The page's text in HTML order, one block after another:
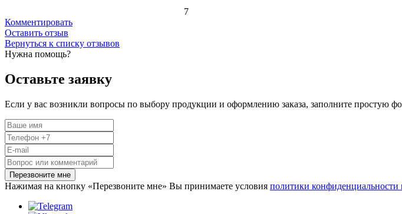
7
Комментировать
Оставить отзыв
Вернуться к списку отзывов
Нужна помощь?
Оставьте заявку
Если у вас возникли вопросы по выбору продукции и оформлению заказа, заполните простую
Перезвоните мне
Нажимая на кнопку «Перезвоните мне» Вы принимаете условия политики